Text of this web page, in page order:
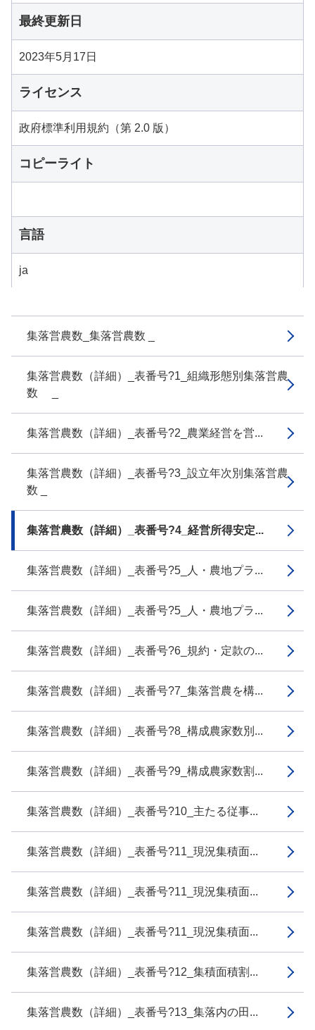
集落営農数_集落営農数 _
集落営農数（詳細）_表番号?1_組織形態別集落営農
数 _
集落営農数（詳細）_表番号?2_農業経営を営...
集落営農数（詳細）_表番号?3_設立年次別集落営農
数 _
集落営農数（詳細）_表番号?4_経営所得安定...
集落営農数（詳細）_表番号?5_人・農地プラ...
集落営農数（詳細）_表番号?5_人・農地プラ...
集落営農数（詳細）_表番号?6_規約・定款の...
集落営農数（詳細）_表番号?7_集落営農を構...
集落営農数（詳細）_表番号?8_構成農家数別...
集落営農数（詳細）_表番号?9_構成農家数割...
集落営農数（詳細）_表番号?10_主たる従事...
集落営農数（詳細）_表番号?11_現況集積面...
集落営農数（詳細）_表番号?11_現況集積面...
集落営農数（詳細）_表番号?11_現況集積面...
集落営農数（詳細）_表番号?12_集積面積割...
集落営農数（詳細）_表番号?13_集落内の田...
最終更新日
2023年5月17日
ライセンス
政府標準利用規約（第 2.0 版）
コピーライト
言語
ja